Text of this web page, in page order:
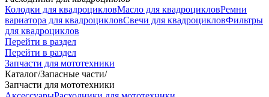
Колодки для квадроцикловМасло для квадроцикловРемни
вариатора для квадроцикловСвечи для квадроцикловФильтры
для квадроциклов
Перейти в раздел
Перейти в раздел
Запчасти для мототехники
Каталог/Запасные части/
Запчасти для мототехники